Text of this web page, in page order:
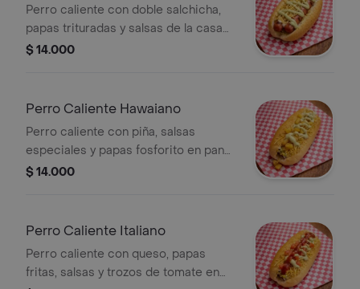
Perro caliente con doble salchicha,
papas trituradas y salsas de la casa
en pan suave.
$ 14.000
Perro Caliente Hawaiano
Perro caliente con piña, salsas
especiales y papas fosforito en pan
con ajonjolí.
$ 14.000
Perro Caliente Italiano
Perro caliente con queso, papas
fritas, salsas y trozos de tomate en